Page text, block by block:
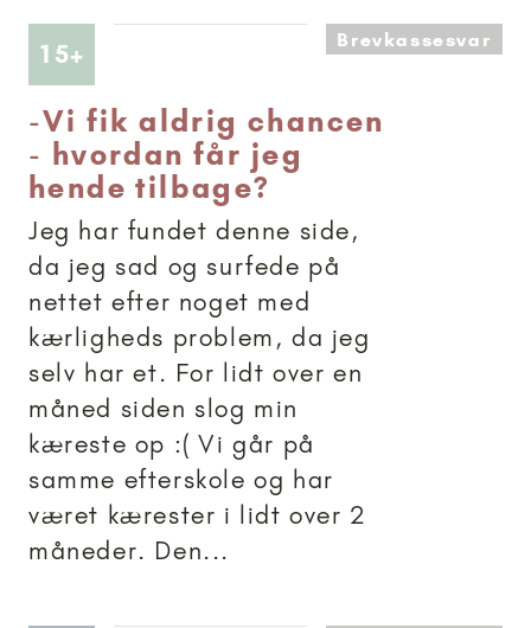
15+ Artikler anbefalet til 15+Brevkassesvar
-Vi fik aldrig chancen
- hvordan får jeg
hende tilbage?
Jeg har fundet denne side,
da jeg sad og surfede på
nettet efter noget med
kærligheds problem, da jeg
selv har et. For lidt over en
måned siden slog min
kæreste op :( Vi går på
samme efterskole og har
været kærester i lidt over 2
måneder. Den...